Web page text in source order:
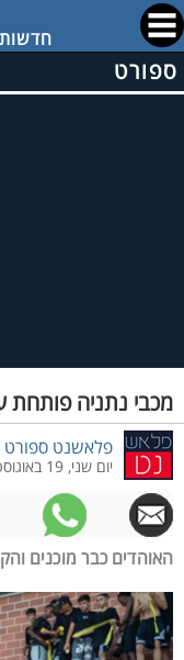
ספורט
מכבי נתניה פותחת
פלאשנט ספורט
יום שני, 19 באוגוסט 2024, 09:33
האוהדים כבר מוכנים